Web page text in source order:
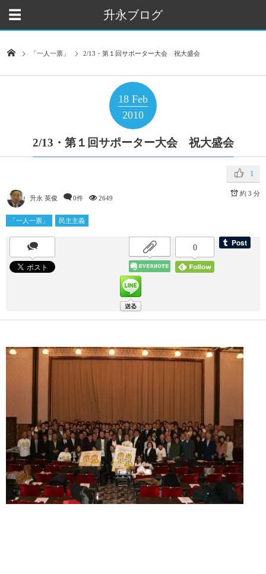
升永ブログ
「一人一票」 2/13・第１回サポーター大会 祝大盛会
18 Feb
2010
2/13・第１回サポーター大会 祝大盛会
1
升永 英俊 0件 2649
約 3 分
「一人一票」 民主主義
0